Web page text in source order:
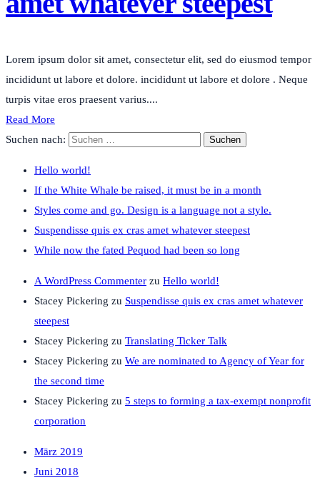
Lorem ipsum dolor sit amet, consectetur elit, sed do eiusmod tempor
incididunt ut labore et dolore. incididunt ut labore et dolore . Neque
turpis vitae eros praesent varius....
Read More
Suchen nach:
Hello world!
If the White Whale be raised, it must be in a month
Styles come and go. Design is a language not a style.
Suspendisse quis ex cras amet whatever steepest
While now the fated Pequod had been so long
A WordPress Commenter zu Hello world!
Stacey Pickering zu Suspendisse quis ex cras amet whatever
steepest
Stacey Pickering zu Translating Ticker Talk
Stacey Pickering zu We are nominated to Agency of Year for
the second time
Stacey Pickering zu 5 steps to forming a tax-exempt nonprofit
corporation
März 2019
Juni 2018